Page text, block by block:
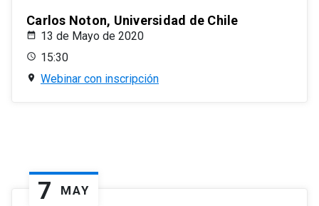
Carlos Noton, Universidad de Chile
13 de Mayo de 2020
15:30
Webinar con inscripción
7 MAY